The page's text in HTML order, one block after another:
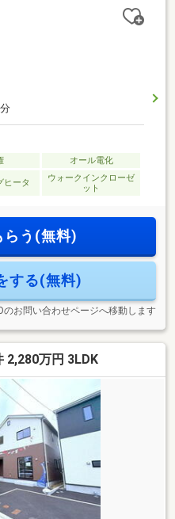
オール電化
ヒータ
ウォークインクローゼ
ット
らう(無料)
する(無料)
のお問い合わせページへ移動します
2,280万円 3LDK